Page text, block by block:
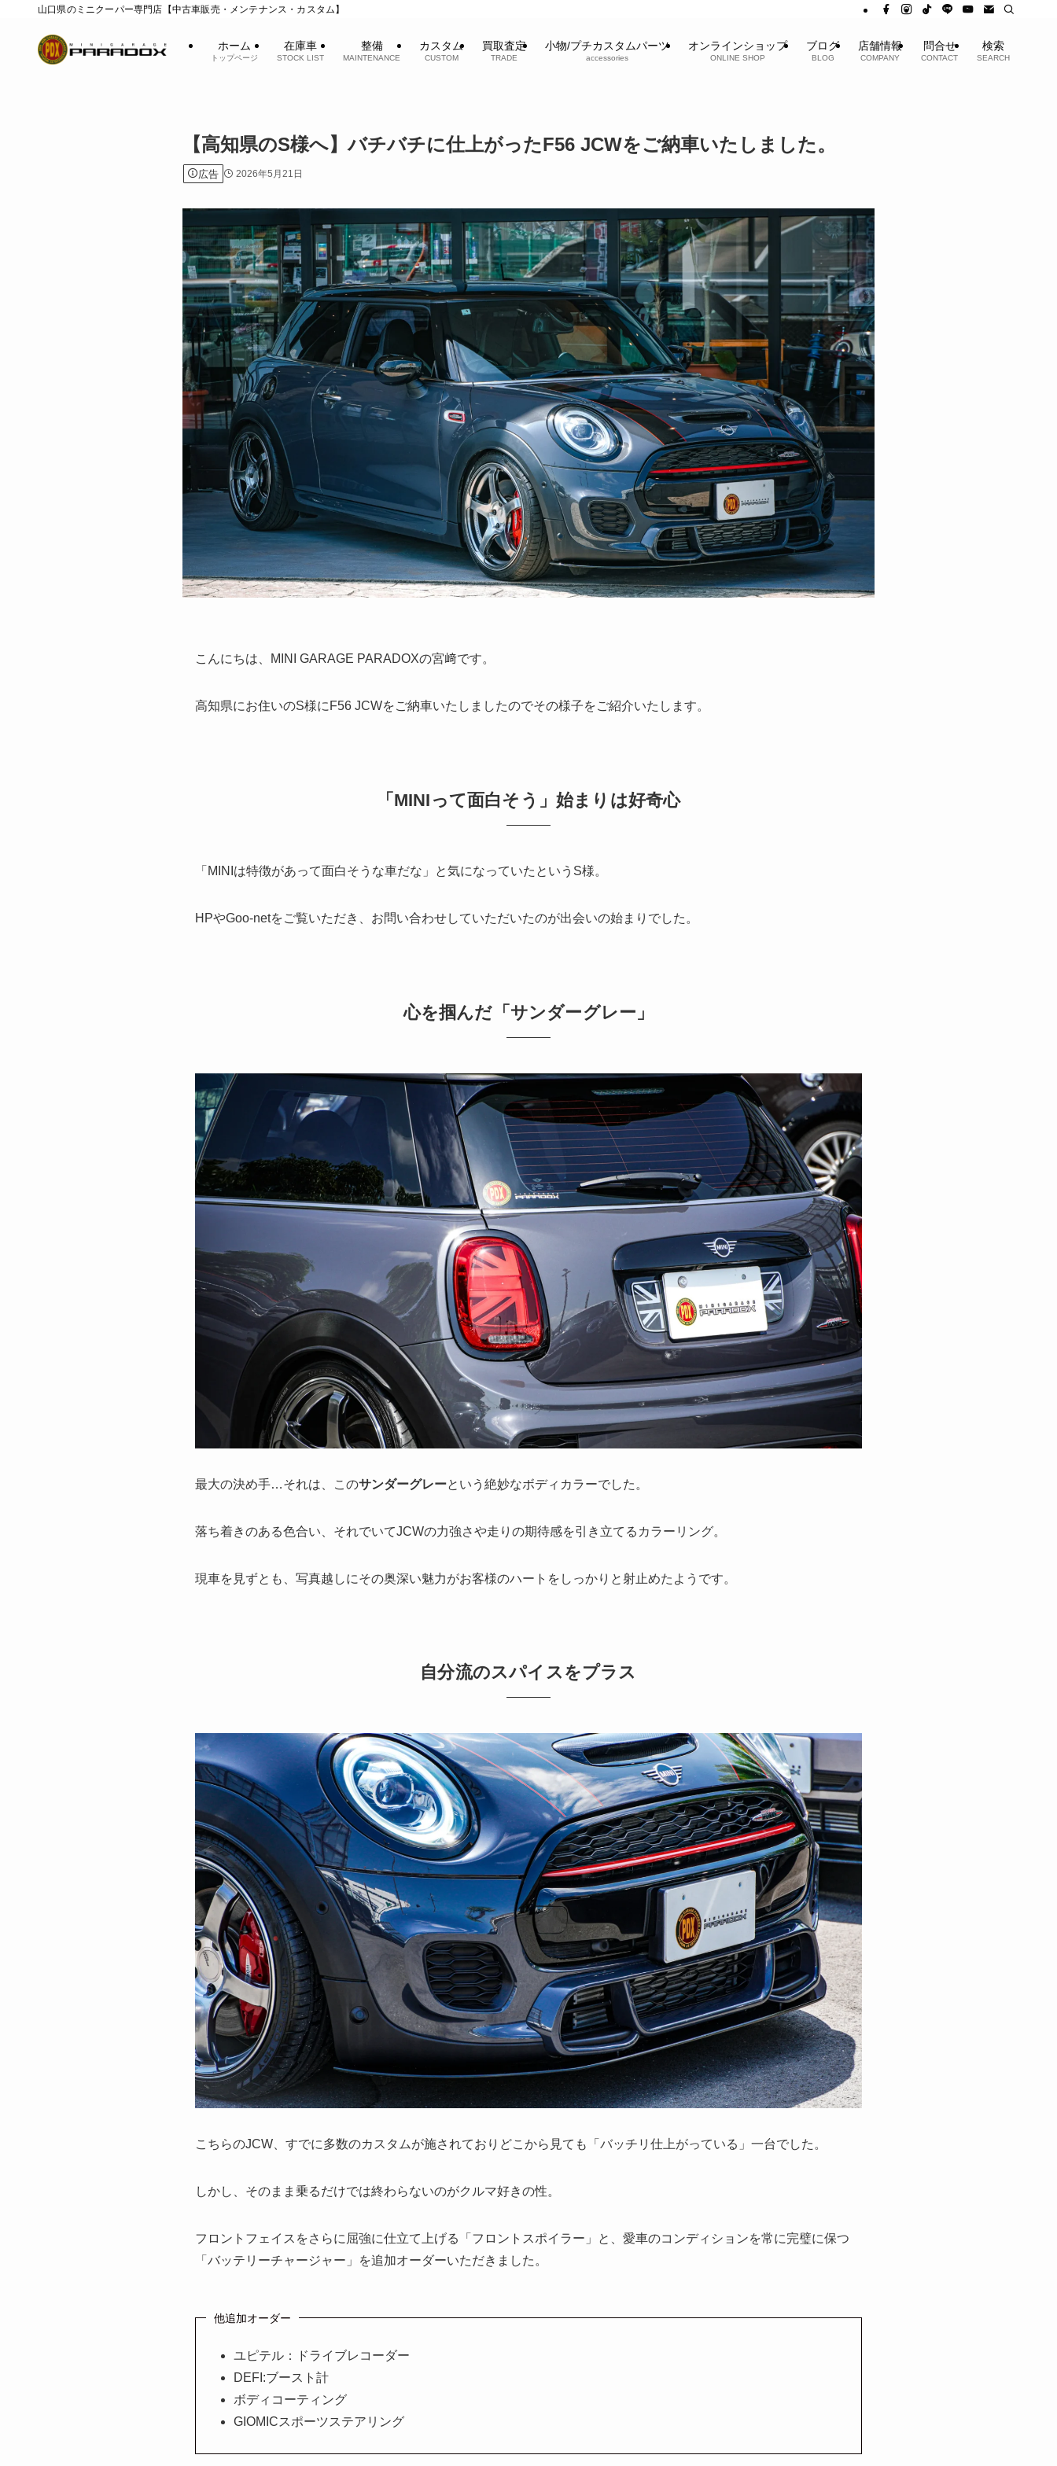
山口県のミニクーパー専門店【中古車販売・メンテナンス・カスタム】
ホーム
トップページ
在庫車
STOCK LIST
整備
MAINTENANCE
カスタム
CUSTOM
買取査定
TRADE
小物/プチカスタムパーツ
accessories
オンラインショップ
ONLINE SHOP
ブログ
BLOG
店舗情報
COMPANY
問合せ
CONTACT
検索
SEARCH
【高知県のS様へ】バチバチに仕上がったF56 JCWをご納車いたしました。
広告 2026年5月21日
こんにちは、MINI GARAGE PARADOXの宮﨑です。
高知県にお住いのS様にF56 JCWをご納車いたしましたのでその様子をご紹介いたします。
「MINIって面白そう」始まりは好奇心
「MINIは特徴があって面白そうな車だな」と気になっていたというS様。
HPやGoo-netをご覧いただき、お問い合わせしていただいたのが出会いの始まりでした。
心を掴んだ「サンダーグレー」
最大の決め手…それは、このサンダーグレーという絶妙なボディカラーでした。
落ち着きのある色合い、それでいてJCWの力強さや走りの期待感を引き立てるカラーリング。
現車を見ずとも、写真越しにその奥深い魅力がお客様のハートをしっかりと射止めたようです。
自分流のスパイスをプラス
こちらのJCW、すでに多数のカスタムが施されておりどこから見ても「バッチリ仕上がっている」一台でした。
しかし、そのまま乗るだけでは終わらないのがクルマ好きの性。
フロントフェイスをさらに屈強に仕立て上げる「フロントスポイラー」と、愛車のコンディションを常に完璧に保つ
「バッテリーチャージャー」を追加オーダーいただきました。
他追加オーダー
ユピテル：ドライブレコーダー
DEFI:ブースト計
ボディコーティング
GIOMICスポーツステアリング